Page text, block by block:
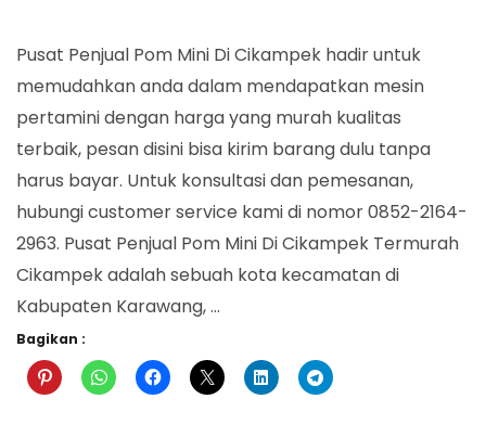
Pom
Mini
Di
Cikampek
Pusat Penjual Pom Mini Di Cikampek hadir untuk
memudahkan anda dalam mendapatkan mesin
pertamini dengan harga yang murah kualitas
terbaik, pesan disini bisa kirim barang dulu tanpa
harus bayar. Untuk konsultasi dan pemesanan,
hubungi customer service kami di nomor 0852-2164-
2963. Pusat Penjual Pom Mini Di Cikampek Termurah
Cikampek adalah sebuah kota kecamatan di
Kabupaten Karawang, …
Bagikan :